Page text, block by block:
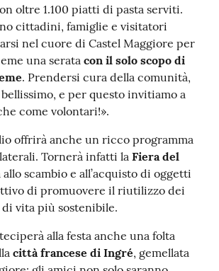
oltre 1.100 piatti di pasta serviti.
cittadini, famiglie e visitatori
nel cuore di Castel Maggiore per
una seratacon il solo scopo di
. Prendersi cura della comunità,
e per questo invitiamo a
come volontari!».
offrirà anche un ricco programma
Tornerà infatti la Fiera del
scambio e all’acquisto di oggetti
di promuovere il riutilizzo dei
vita più sostenibile.
alla festa anche una folta
città francese di Ingré, gemellata